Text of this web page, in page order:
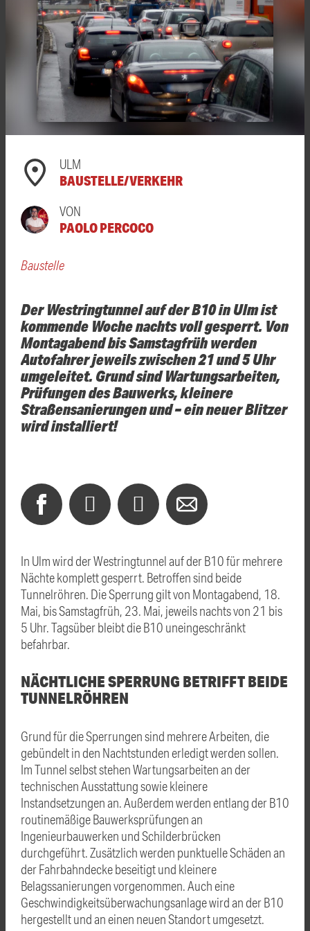
ULM
BAUSTELLE/VERKEHR
VON
PAOLO PERCOCO
Baustelle
Der Westringtunnel auf der B10 in Ulm ist
kommende Woche nachts voll gesperrt. Von
Montagabend bis Samstagfrüh werden
Autofahrer jeweils zwischen 21 und 5 Uhr
umgeleitet. Grund sind Wartungsarbeiten,
Prüfungen des Bauwerks, kleinere
Straßensanierungen und – ein neuer Blitzer
wird installiert!
In Ulm wird der Westringtunnel auf der B10 für mehrere
Nächte komplett gesperrt. Betroffen sind beide
Tunnelröhren. Die Sperrung gilt von Montagabend, 18.
Mai, bis Samstagfrüh, 23. Mai, jeweils nachts von 21 bis
5 Uhr. Tagsüber bleibt die B10 uneingeschränkt
befahrbar.
NÄCHTLICHE SPERRUNG BETRIFFT BEIDE
TUNNELRÖHREN
Grund für die Sperrungen sind mehrere Arbeiten, die
gebündelt in den Nachtstunden erledigt werden sollen.
Im Tunnel selbst stehen Wartungsarbeiten an der
technischen Ausstattung sowie kleinere
Instandsetzungen an. Außerdem werden entlang der B10
routinemäßige Bauwerksprüfungen an
Ingenieurbauwerken und Schilderbrücken
durchgeführt. Zusätzlich werden punktuelle Schäden an
der Fahrbahndecke beseitigt und kleinere
Belagssanierungen vorgenommen. Auch eine
Geschwindigkeitsüberwachungsanlage wird an der B10
hergestellt und an einen neuen Standort umgesetzt.